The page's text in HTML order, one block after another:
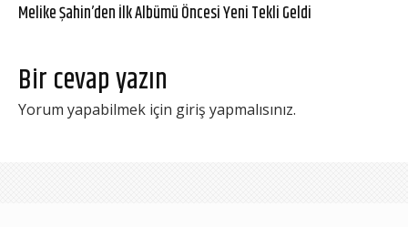
Melike Şahin’den İlk Albümü Öncesi Yeni Tekli Geldi
Bir cevap yazın
Yorum yapabilmek için giriş yapmalısınız.